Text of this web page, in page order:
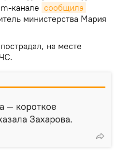
канале сообщила
министерства Мария
на месте
— короткое
Захарова.